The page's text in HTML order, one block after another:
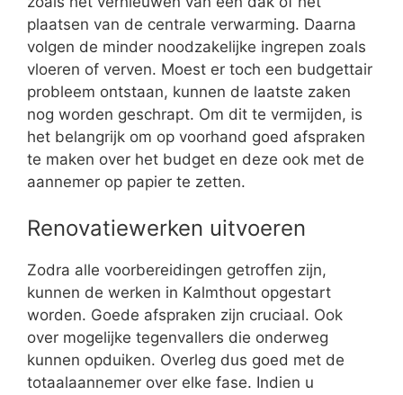
plaatsen van de centrale verwarming. Daarna
volgen de minder noodzakelijke ingrepen zoals
vloeren of verven. Moest er toch een budgettair
probleem ontstaan, kunnen de laatste zaken
nog worden geschrapt. Om dit te vermijden, is
het belangrijk om op voorhand goed afspraken
te maken over het budget en deze ook met de
aannemer op papier te zetten.
Renovatiewerken uitvoeren
Zodra alle voorbereidingen getroffen zijn,
kunnen de werken in Kalmthout opgestart
worden. Goede afspraken zijn cruciaal. Ook
over mogelijke tegenvallers die onderweg
kunnen opduiken. Overleg dus goed met de
totaalaannemer over elke fase. Indien u